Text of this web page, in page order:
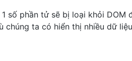
số phần tử sẽ bị loại khỏi
chúng ta có hiển thị nhiều dữ